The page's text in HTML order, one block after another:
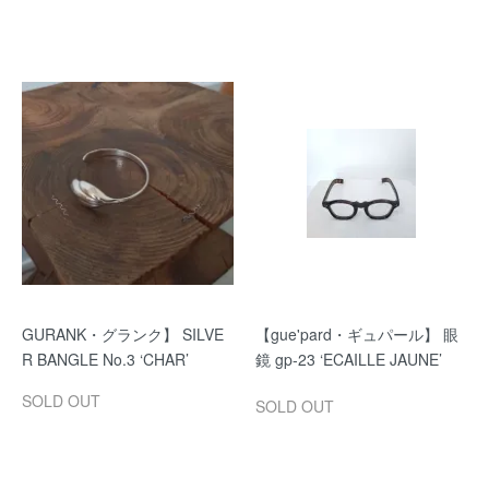
GURANK・グランク】 SILVE
R BANGLE No.3 ‘CHAR’
SOLD OUT
【gue'pard・ギュパール】 眼
鏡 gp-23 ‘ECAILLE JAUNE’
SOLD OUT